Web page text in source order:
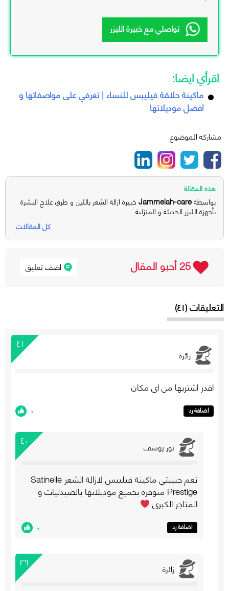
تواصلي مع خبيرة الليزر
اقرأي ايضا:
ماكينة حلاقة فيليبس للنساء | تعرفي على مواصفاتها و
افضل موديلاتها
مشاركه الموضوع
هذه المقالة
بواسطةJammelah-care خبيرة ازالة الشعر بالليزر و طرق علاج البشرة
بأجهزة الليزر الحديثة و المنزلية
كل المقالات
اضف تعليق 25 أحبو المقال
التعليقات (٤١)
٤١
زائرة
اقدر اشتريها من اى مكان
اضافة رد ٠
٤٠ نور يوسف
نعم حبيبتي ماكينة فيليبس لازالة الشعر Satinelle
Prestige متوفرة بجميع موديلاتها بالصيدليات و
المتاجر الكبرى
اضافة رد ٠
٣٩ زائرة